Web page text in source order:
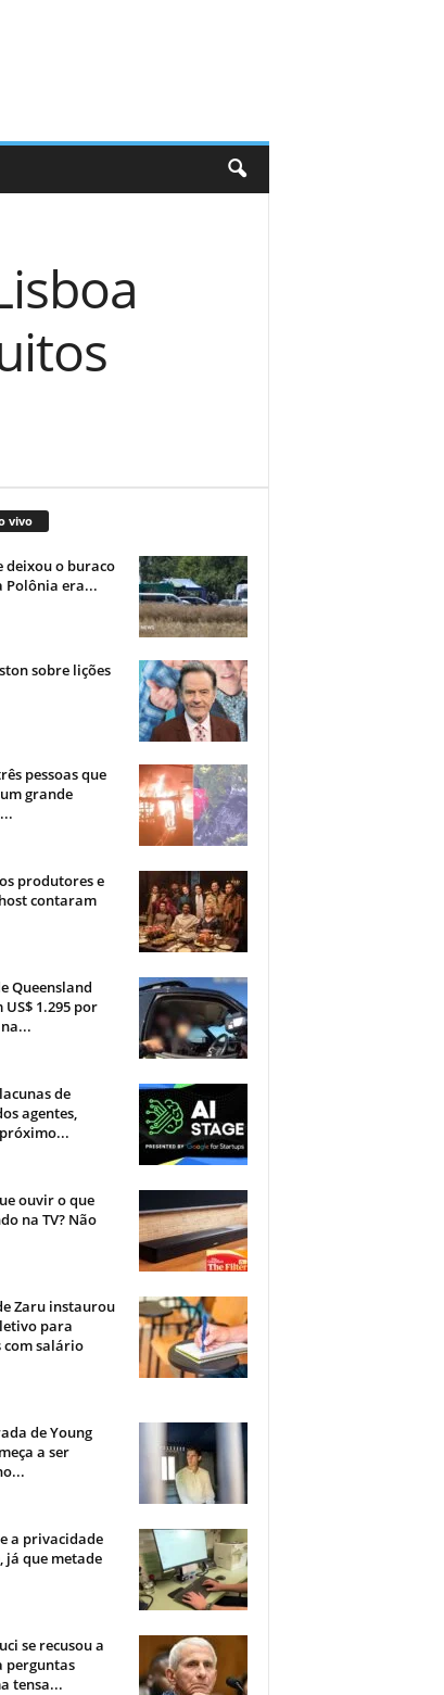
vivo
deixou o buraco
Polônia era...
sobre lições
pessoas que
grande
produtores e
contaram
Queensland
1.295 por
de
agentes,
ouvir o que
na TV? Não
Zaru instaurou
para
com salário
de Young
a ser
a privacidade
já que metade
se recusou a
perguntas
tensa...